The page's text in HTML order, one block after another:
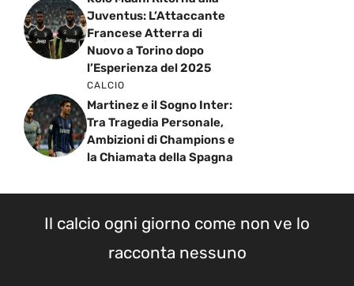
Juventus: L’Attaccante
Francese Atterra di
Nuovo a Torino dopo
l’Esperienza del 2025
CALCIO
Martinez e il Sogno Inter:
Tra Tragedia Personale,
Ambizioni di Champions e
la Chiamata della Spagna
Il calcio ogni giorno come non ve lo
racconta nessuno